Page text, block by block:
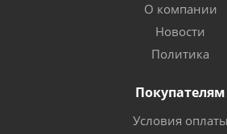
О компании
Новости
Политика
Покупателям
Условия оплаты